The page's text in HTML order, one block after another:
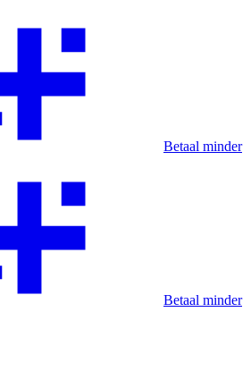
Betaal minder
Betaal minder